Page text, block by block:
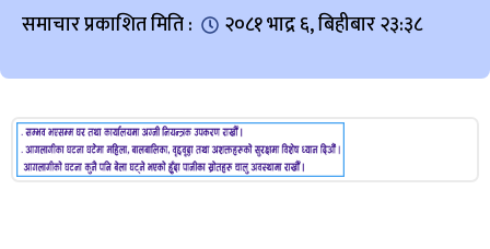
समाचार प्रकाशित मिति : २०८१ भाद्र ६, बिहीबार २३:३८